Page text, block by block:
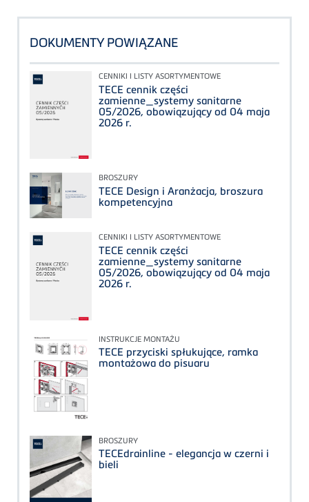
DOKUMENTY POWIĄZANE
CENNIKI I LISTY ASORTYMENTOWE
TECE cennik części
zamienne_systemy sanitarne
05/2026, obowiązujący od 04 maja
2026 r.
BROSZURY
TECE Design i Aranżacja, broszura
kompetencyjna
CENNIKI I LISTY ASORTYMENTOWE
TECE cennik części
zamienne_systemy sanitarne
05/2026, obowiązujący od 04 maja
2026 r.
INSTRUKCJE MONTAŻU
TECE przyciski spłukujące, ramka
montażowa do pisuaru
BROSZURY
TECEdrainline - elegancja w czerni i
bieli